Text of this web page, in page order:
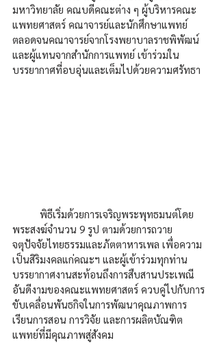
มหาวิทยาลัย คณบดีคณะต่าง ๆ ผู้บริหารคณะ
แพทยศาสตร์ คณาจารย์และนักศึกษาแพทย์
ตลอดจนคณาจารย์จากโรงพยาบาลราชพิพัฒน์
และผู้แทนจากสำนักการแพทย์ เข้าร่วมใน
บรรยากาศที่อบอุ่นและเต็มไปด้วยความศรัทธา
พระสงฆ์จำนวน 9 รูป ตามด้วยการถวาย
จตุปัจจัยไทยธรรมและภัตตาหารเพล เพื่อความ
เป็นสิริมงคลแก่คณะฯ และผู้เข้าร่วมทุกท่าน
บรรยากาศงานสะท้อนถึงการสืบสานประเพณี
อันดีงามของคณะแพทยศาสตร์ ควบคู่ไปกับการ
ขับเคลื่อนพันธกิจในการพัฒนาคุณภาพการ
เรียนการสอน การวิจัย และการผลิตบัณฑิต
แพทย์ที่มีคุณภาพสู่สังคม